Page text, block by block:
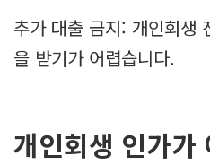
추가 대출 금지: 개인회생
을 받기가 어렵습니다.
개인회생 인가가